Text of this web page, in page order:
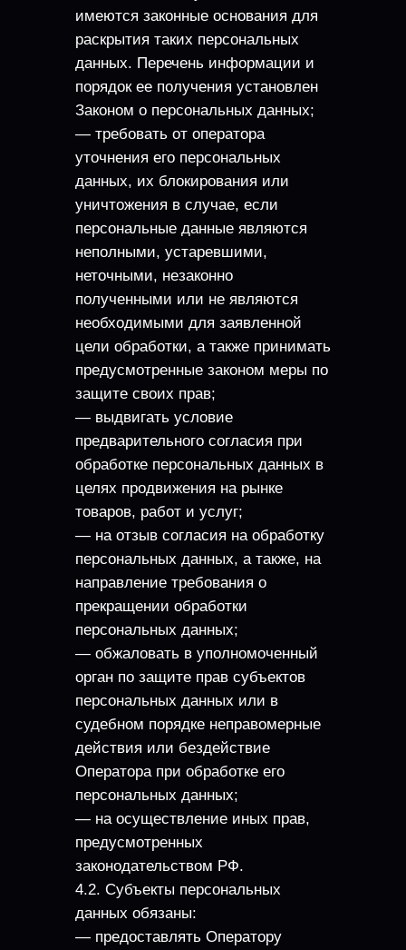
имеются законные основания для
раскрытия таких персональных
данных. Перечень информации и
порядок ее получения установлен
Законом о персональных данных;
— требовать от оператора
уточнения его персональных
данных, их блокирования или
уничтожения в случае, если
персональные данные являются
неполными, устаревшими,
неточными, незаконно
полученными или не являются
необходимыми для заявленной
цели обработки, а также принимать
предусмотренные законом меры по
защите своих прав;
— выдвигать условие
предварительного согласия при
обработке персональных данных в
целях продвижения на рынке
товаров, работ и услуг;
— на отзыв согласия на обработку
персональных данных, а также, на
направление требования о
прекращении обработки
персональных данных;
— обжаловать в уполномоченный
орган по защите прав субъектов
персональных данных или в
судебном порядке неправомерные
действия или бездействие
Оператора при обработке его
персональных данных;
— на осуществление иных прав,
предусмотренных
законодательством РФ.
4.2. Субъекты персональных
данных обязаны:
— предоставлять Оператору